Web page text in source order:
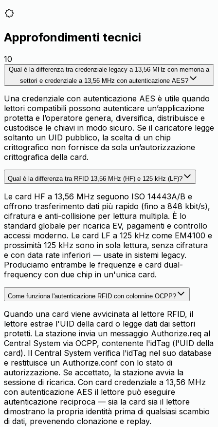
Approfondimenti tecnici
10
Qual è la differenza tra credenziale legacy a 13,56 MHz con memoria a
settori e credenziale a 13,56 MHz con autenticazione AES?
Una credenziale con autenticazione AES è utile quando
lettori compatibili possono autenticare un’applicazione
protetta e l’operatore genera, diversifica, distribuisce e
custodisce le chiavi in modo sicuro. Se il caricatore legge
soltanto un UID pubblico, la scelta di un chip
crittografico non fornisce da sola un’autorizzazione
crittografica della card.
Qual è la differenza tra RFID 13,56 MHz (HF) e 125 kHz (LF)?
Le card HF a 13,56 MHz seguono ISO 14443A/B e
offrono trasferimento dati più rapido (fino a 848 kbit/s),
cifratura e anti-collisione per lettura multipla. È lo
standard globale per ricarica EV, pagamenti e controllo
accessi moderno. Le card LF a 125 kHz come EM4100 e
prossimità 125 kHz sono in sola lettura, senza cifratura
e con data rate inferiori — usate in sistemi legacy.
Produciamo entrambe le frequenze e card dual-
frequency con due chip in un'unica card.
Come funziona l'autenticazione RFID con colonnine OCPP?
Quando una card viene avvicinata al lettore RFID, il
lettore estrae l'UID della card o legge dati dai settori
protetti. La stazione invia un messaggio Authorize.req al
Central System via OCPP, contenente l'idTag (l'UID della
card). Il Central System verifica l'idTag nel suo database
e restituisce un Authorize.conf con lo stato di
autorizzazione. Se accettato, la stazione avvia la
sessione di ricarica. Con card credenziale a 13,56 MHz
con autenticazione AES il lettore può eseguire
autenticazione reciproca — sia la card sia il lettore
dimostrano la propria identità prima di qualsiasi scambio
di dati, prevenendo clonazione e replay.